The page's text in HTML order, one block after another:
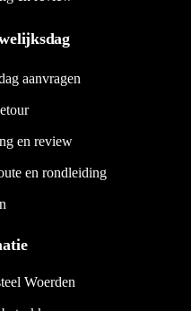
aanvragen
en review
en rondleiding
Woerden